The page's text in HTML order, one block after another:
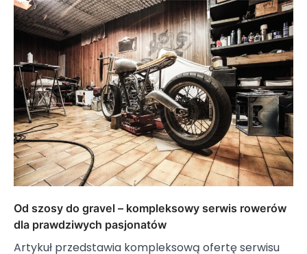
Od szosy do gravel – kompleksowy serwis rowerów
dla prawdziwych pasjonatów
Artykuł przedstawia kompleksową ofertę serwisu